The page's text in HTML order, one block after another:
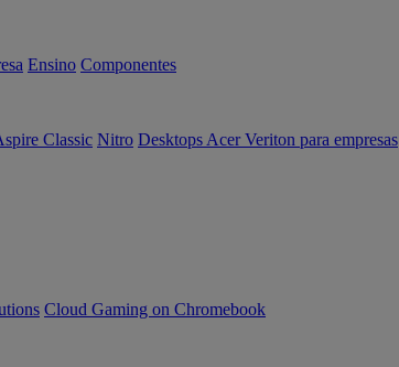
Ensino Componentes
Classic Nitro Desktops Acer Veriton para empresas
Cloud Gaming on Chromebook